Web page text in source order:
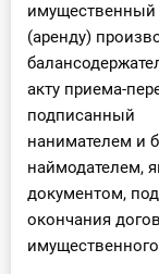
имущественный
(аренду)
акту приема-
подписанный
нанимателем и
наймодателем,
документом,
окончания